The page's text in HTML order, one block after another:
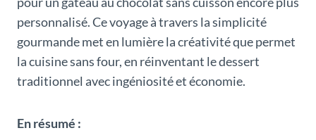
personnalisé. Ce voyage à travers la simplicité
gourmande met en lumière la créativité que permet
la cuisine sans four, en réinventant le dessert
traditionnel avec ingéniosité et économie.
En résumé :